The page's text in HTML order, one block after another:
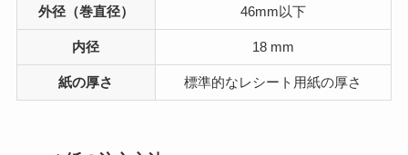
外径（巻直径） 46mm以下
内径 18 mm
紙の厚さ 標準的なレシート用紙の厚さ